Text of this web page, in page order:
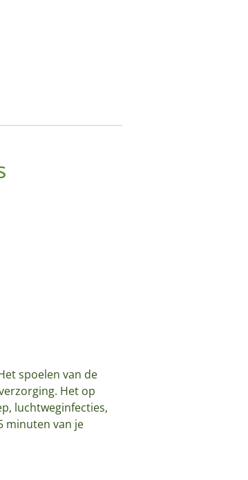
spoelen van de
Het op
luchtweginfecties,
minuten van je